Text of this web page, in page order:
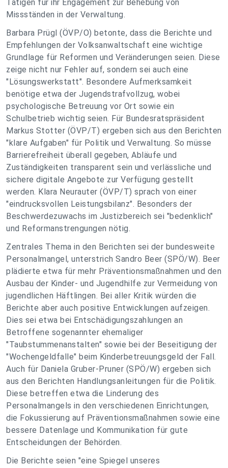
Tätigen für ihr Engagement zur Behebung von
Missständen in der Verwaltung.
Barbara Prügl (ÖVP/O) betonte, dass die Berichte und
Empfehlungen der Volksanwaltschaft eine wichtige
Grundlage für Reformen und Veränderungen seien. Diese
zeige nicht nur Fehler auf, sondern sei auch eine
"Lösungswerkstatt". Besondere Aufmerksamkeit
benötige etwa der Jugendstrafvollzug, wobei
psychologische Betreuung vor Ort sowie ein
Schulbetrieb wichtig seien. Für Bundesratspräsident
Markus Stotter (ÖVP/T) ergeben sich aus den Berichten
"klare Aufgaben" für Politik und Verwaltung. So müsse
Barrierefreiheit überall gegeben, Abläufe und
Zuständigkeiten transparent sein und verlässliche und
sichere digitale Angebote zur Verfügung gestellt
werden. Klara Neurauter (ÖVP/T) sprach von einer
"eindrucksvollen Leistungsbilanz". Besonders der
Beschwerdezuwachs im Justizbereich sei "bedenklich"
und Reformanstrengungen nötig.
Zentrales Thema in den Berichten sei der bundesweite
Personalmangel, unterstrich Sandro Beer (SPÖ/W). Beer
plädierte etwa für mehr Präventionsmaßnahmen und den
Ausbau der Kinder- und Jugendhilfe zur Vermeidung von
jugendlichen Häftlingen. Bei aller Kritik würden die
Berichte aber auch positive Entwicklungen aufzeigen.
Dies sei etwa bei Entschädigungszahlungen an
Betroffene sogenannter ehemaliger
"Taubstummenanstalten" sowie bei der Beseitigung der
"Wochengeldfalle" beim Kinderbetreuungsgeld der Fall.
Auch für Daniela Gruber-Pruner (SPÖ/W) ergeben sich
aus den Berichten Handlungsanleitungen für die Politik.
Diese betreffen etwa die Linderung des
Personalmangels in den verschiedenen Einrichtungen,
die Fokussierung auf Präventionsmaßnahmen sowie eine
bessere Datenlage und Kommunikation für gute
Entscheidungen der Behörden.
Die Berichte seien "eine Spiegel unseres